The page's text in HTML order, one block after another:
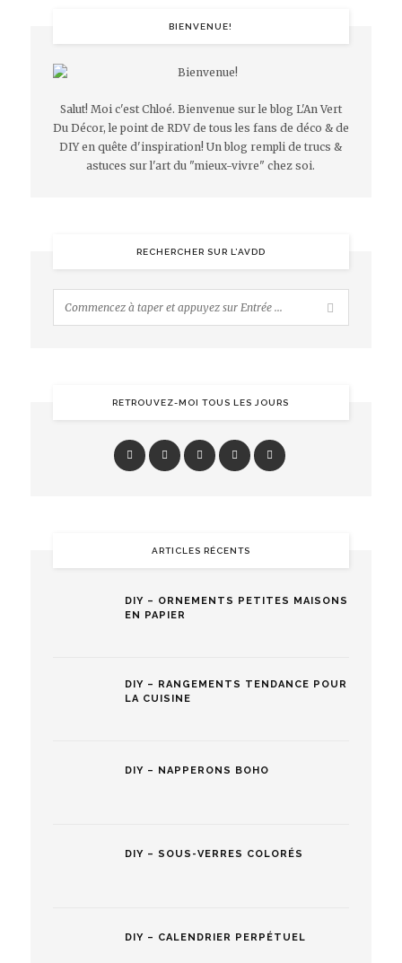
BIENVENUE!
Salut! Moi c'est Chloé. Bienvenue sur le blog L'An Vert
Du Décor, le point de RDV de tous les fans de déco & de
DIY en quête d'inspiration! Un blog rempli de trucs &
astuces sur l'art du "mieux-vivre" chez soi.
RECHERCHER SUR L’AVDD
RETROUVEZ-MOI TOUS LES JOURS
ARTICLES RÉCENTS
DIY – ORNEMENTS PETITES MAISONS
EN PAPIER
DIY – RANGEMENTS TENDANCE POUR
LA CUISINE
DIY – NAPPERONS BOHO
DIY – SOUS-VERRES COLORÉS
DIY – CALENDRIER PERPÉTUEL